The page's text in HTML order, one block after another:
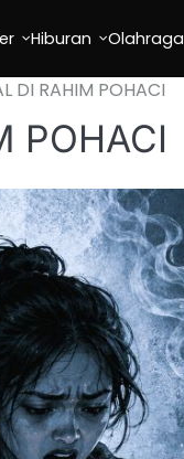
Hiburan Olahraga
DI RAHIM POHACI
POHACI